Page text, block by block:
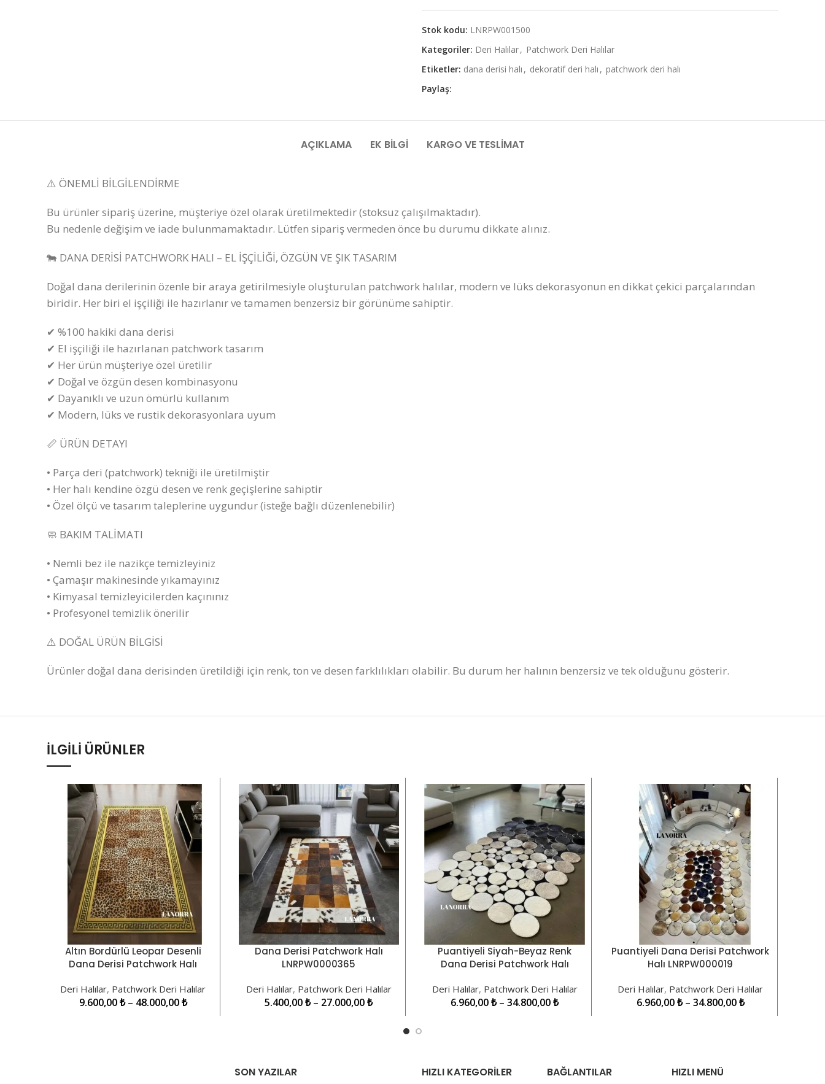
Stok kodu: LNRPW001500
Kategoriler: Deri Halılar, Patchwork Deri Halılar
Etiketler: dana derisi halı , dekoratif deri halı , patchwork deri halı
Paylaş:
AÇIKLAMA EK BILGI KARGO VE TESLIMAT
⚠️ ÖNEMLİ BİLGİLENDİRME
Bu ürünler sipariş üzerine, müşteriye özel olarak üretilmektedir (stoksuz çalışılmaktadır).
Bu nedenle değişim ve iade bulunmamaktadır. Lütfen sipariş vermeden önce bu durumu dikkate alınız.
🐄 DANA DERİSİ PATCHWORK HALI – EL İŞÇİLİĞİ, ÖZGÜN VE ŞIK TASARIM
Doğal dana derilerinin özenle bir araya getirilmesiyle oluşturulan patchwork halılar, modern ve lüks dekorasyonun en dikkat çekici parçalarından
biridir. Her biri el işçiliği ile hazırlanır ve tamamen benzersiz bir görünüme sahiptir.
✔ %100 hakiki dana derisi
✔ El işçiliği ile hazırlanan patchwork tasarım
✔ Her ürün müşteriye özel üretilir
✔ Doğal ve özgün desen kombinasyonu
✔ Dayanıklı ve uzun ömürlü kullanım
✔ Modern, lüks ve rustik dekorasyonlara uyum
📏 ÜRÜN DETAYI
• Parça deri (patchwork) tekniği ile üretilmiştir
• Her halı kendine özgü desen ve renk geçişlerine sahiptir
• Özel ölçü ve tasarım taleplerine uygundur (isteğe bağlı düzenlenebilir)
🧼 BAKIM TALİMATI
• Nemli bez ile nazikçe temizleyiniz
• Çamaşır makinesinde yıkamayınız
• Kimyasal temizleyicilerden kaçınınız
• Profesyonel temizlik önerilir
⚠️ DOĞAL ÜRÜN BİLGİSİ
Ürünler doğal dana derisinden üretildiği için renk, ton ve desen farklılıkları olabilir. Bu durum her halının benzersiz ve tek olduğunu gösterir.
İLGILI ÜRÜNLER
SEÇENEKLER
Altın Bordürlü Leopar Desenli
Dana Derisi Patchwork Halı
Deri Halılar, Patchwork Deri Halılar
9.600,00₺ – 48.000,00₺
SEÇENEKLER
Dana Derisi Patchwork Halı
LNRPW0000365
Deri Halılar, Patchwork Deri Halılar
5.400,00₺ – 27.000,00₺
SEÇENEKLER
Puantiyeli Siyah-Beyaz Renk
Dana Derisi Patchwork Halı
Deri Halılar, Patchwork Deri Halılar
6.960,00₺ –34.800,00₺
SEÇENEKLER
Puantiyeli Dana Derisi Patchwork
Halı LNRPW000019
Deri Halılar, Patchwork Deri Halılar
6.960,00₺ – 34.800,00₺
SON YAZILAR HIZLI KATEGORILER BAĞLANTILAR HIZLI MENÜ